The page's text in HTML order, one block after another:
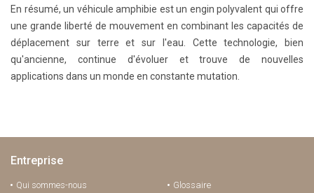
En résumé, un véhicule amphibie est un engin polyvalent qui offre
une grande liberté de mouvement en combinant les capacités de
déplacement sur terre et sur l'eau. Cette technologie, bien
qu'ancienne, continue d'évoluer et trouve de nouvelles
applications dans un monde en constante mutation.
Entreprise
Qui sommes-nous
Glossaire